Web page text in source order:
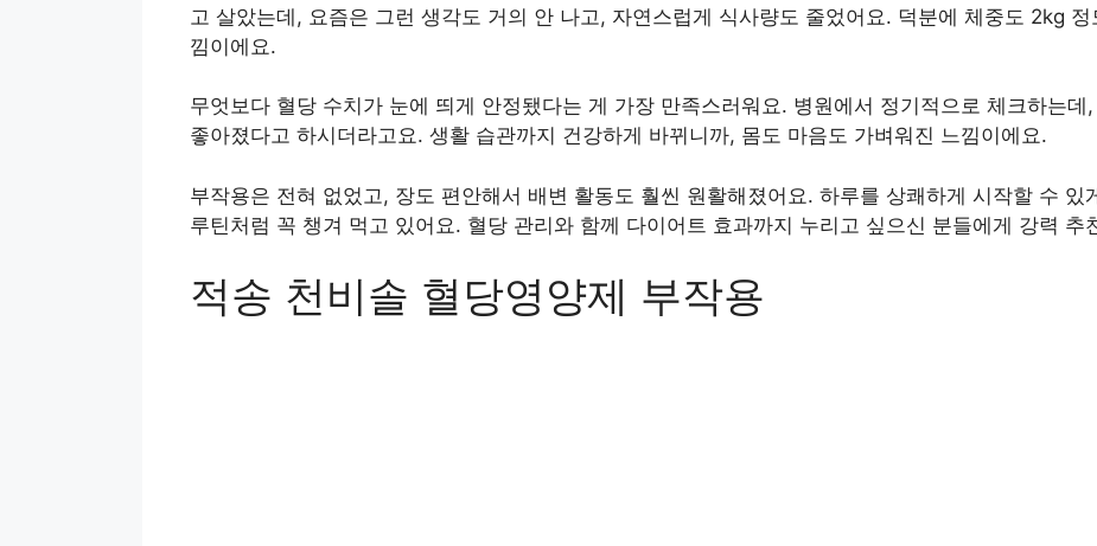
고 살았는데, 요즘은 그런 생각도 거의 안 나고, 자연스럽게 식사량도 줄었어요. 덕분에 체중도 2kg
낌이에요.
무엇보다 혈당 수치가 눈에 띄게 안정됐다는 게 가장 만족스러워요. 병원에서 정기적으로 체크하는데
좋아졌다고 하시더라고요. 생활 습관까지 건강하게 바뀌니까, 몸도 마음도 가벼워진 느낌이에요.
부작용은 전혀 없었고, 장도 편안해서 배변 활동도 훨씬 원활해졌어요. 하루를 상쾌하게 시작할 수 있
루틴처럼 꼭 챙겨 먹고 있어요. 혈당 관리와 함께 다이어트 효과까지 누리고 싶으신 분들에게 강력 추
적송 천비솔 혈당영양제 부작용